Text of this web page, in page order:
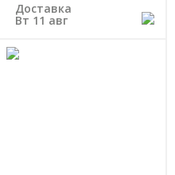
Доставка
Вт 11 авг